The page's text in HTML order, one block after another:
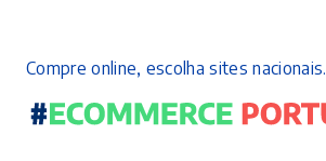
Compre online, escolha sites nacionais.